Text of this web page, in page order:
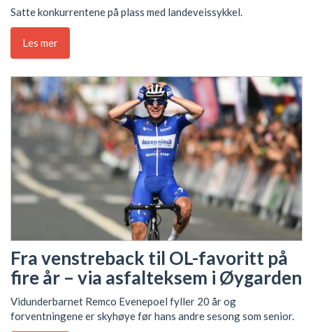
Satte konkurrentene på plass med landeveissykkel.
Les mer
Fra venstreback til OL-favoritt på
fire år – via asfalteksem i Øygarden
Vidunderbarnet Remco Evenepoel fyller 20 år og
forventningene er skyhøye før hans andre sesong som senior.